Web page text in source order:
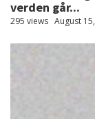
verden går...
295 views August